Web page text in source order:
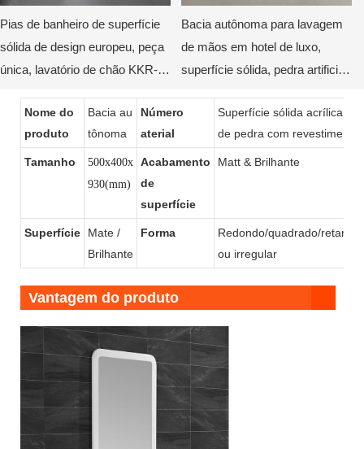
Pias de banheiro de superfície
sólida de design europeu, peça
única, lavatório de chão KKR-
Bacia autônoma para lavagem
de mãos em hotel de luxo,
superfície sólida, pedra artificial,
Nome do
produto
Bacia au
tônoma
Número
aterial
Superfície sólida acrílica /
de pedra com revestimento
Tamanho
500x400x
930(mm)
Acabamento
de
superfície
Matt & Brilhante
Superfície
Mate /
Brilhante
Forma
Redondo/quadrado/
ou irregular
Vantagem do produto